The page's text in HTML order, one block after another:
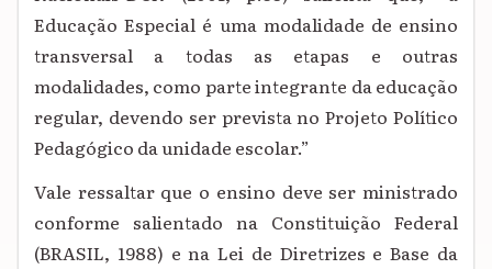
Educação Especial é uma modalidade de ensino
transversal a todas as etapas e outras
modalidades, como parte integrante da educação
regular, devendo ser prevista no Projeto Político
Pedagógico da unidade escolar.”
Vale ressaltar que o ensino deve ser ministrado
conforme salientado na Constituição Federal
(BRASIL, 1988) e na Lei de Diretrizes e Base da